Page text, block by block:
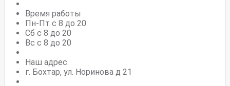
Время работы
Пн-Пт с 8 до 20
Сб с 8 до 20
Вс c 8 до 20
Наш адрес
г. Бохтар, ул. Норинова д 21